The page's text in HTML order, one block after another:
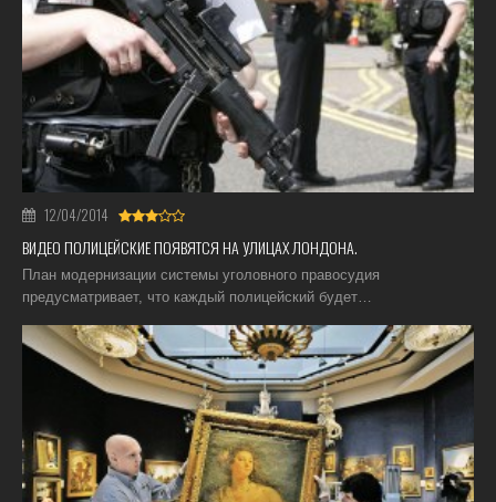
12/04/2014
ВИДЕО ПОЛИЦЕЙСКИЕ ПОЯВЯТСЯ НА УЛИЦАХ ЛОНДОНА.
План модернизации системы уголовного правосудия
предусматривает, что каждый полицейский будет…